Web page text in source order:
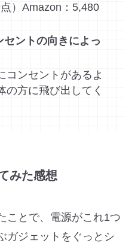
点）Amazon：5,480
ントの向きによっ
コンセントがあるよ
の方に飛び出してく
みた感想
ことで、電源がこれ1つ
ガジェットをぐっとシ